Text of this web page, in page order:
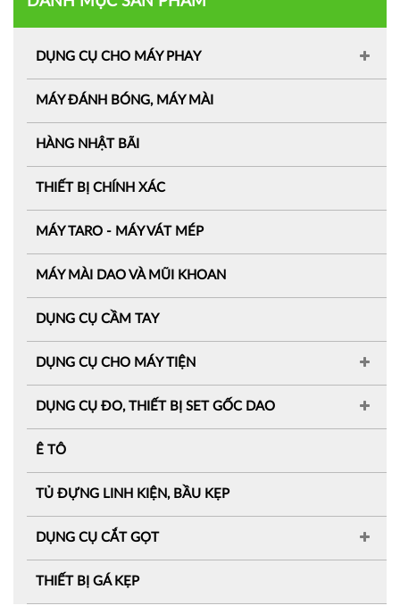
DỤNG CỤ CHO MÁY PHAY
MÁY ĐÁNH BÓNG, MÁY MÀI
HÀNG NHẬT BÃI
THIẾT BỊ CHÍNH XÁC
MÁY TARO - MÁY VÁT MÉP
MÁY MÀI DAO VÀ MŨI KHOAN
DỤNG CỤ CẦM TAY
DỤNG CỤ CHO MÁY TIỆN
DỤNG CỤ ĐO, THIẾT BỊ SET GỐC DAO
Ê TÔ
TỦ ĐỰNG LINH KIỆN, BẦU KẸP
DỤNG CỤ CẮT GỌT
THIẾT BỊ GÁ KẸP